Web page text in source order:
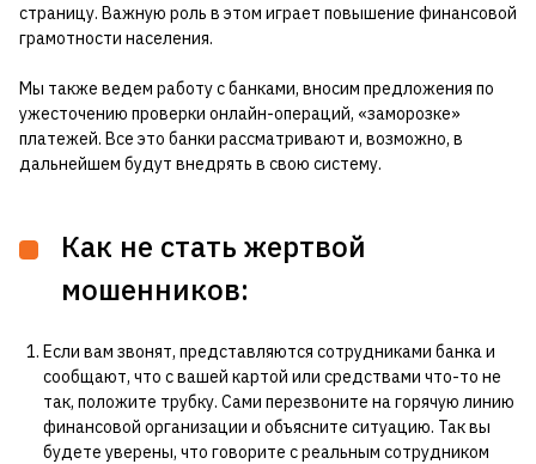
страницу. Важную роль в этом играет повышение финансовой
грамотности населения.
Мы также ведем работу с банками, вносим предложения по
ужесточению проверки онлайн-операций, «заморозке»
платежей. Все это банки рассматривают и, возможно, в
дальнейшем будут внедрять в свою систему.
Как не стать жертвой
мошенников:
Если вам звонят, представляются сотрудниками банка и
сообщают, что с вашей картой или средствами что-то не
так, положите трубку. Сами перезвоните на горячую линию
финансовой организации и объясните ситуацию. Так вы
будете уверены, что говорите с реальным сотрудником